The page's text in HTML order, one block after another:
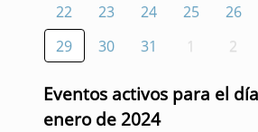
22
23 24 25 26
29
30 31 1 2
Eventos activos para el
enero de 2024